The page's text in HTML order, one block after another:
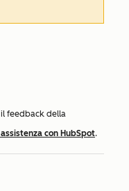
feedback della
con HubSpot.